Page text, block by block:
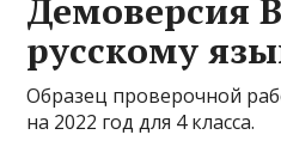
Демоверсия
русскому
Образец проверочной
на 2022 год для 4 класса.